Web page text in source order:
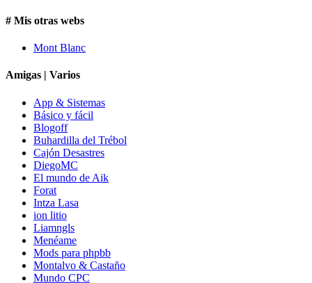
# Mis otras webs
Mont Blanc
Amigas | Varios
App & Sistemas
Básico y fácil
Blogoff
Buhardilla del Trébol
Cajón Desastres
DiegoMC
El mundo de Aik
Forat
Intza Lasa
ion litio
Liamngls
Menéame
Mods para phpbb
Montalvo & Castaño
Mundo CPC